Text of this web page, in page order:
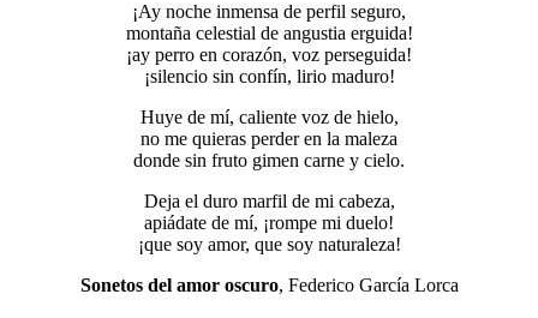
¡Ay noche inmensa de perfil seguro,
montaña celestial de angustia erguida!
¡ay perro en corazón, voz perseguida!
¡silencio sin confín, lirio maduro!
Huye de mí, caliente voz de hielo,
no me quieras perder en la maleza
donde sin fruto gimen carne y cielo.
Deja el duro marfil de mi cabeza,
apiádate de mí, ¡rompe mi duelo!
¡que soy amor, que soy naturaleza!
Sonetos del amor oscuro, Federico García Lorca